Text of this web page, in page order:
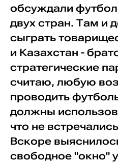
обсуждали
двух стран. Там и
сыграть
и Казахстан -
стратегические
считаю, любую
проводить
должны
что не
Вскоре
свободное "окно"